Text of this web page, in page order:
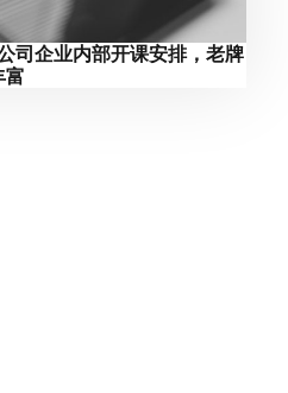
司企业内部开课安排，老牌
富